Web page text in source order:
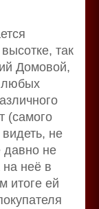
так
Домовой,
любых
(самого
не
давно не
неё в
итоге ей